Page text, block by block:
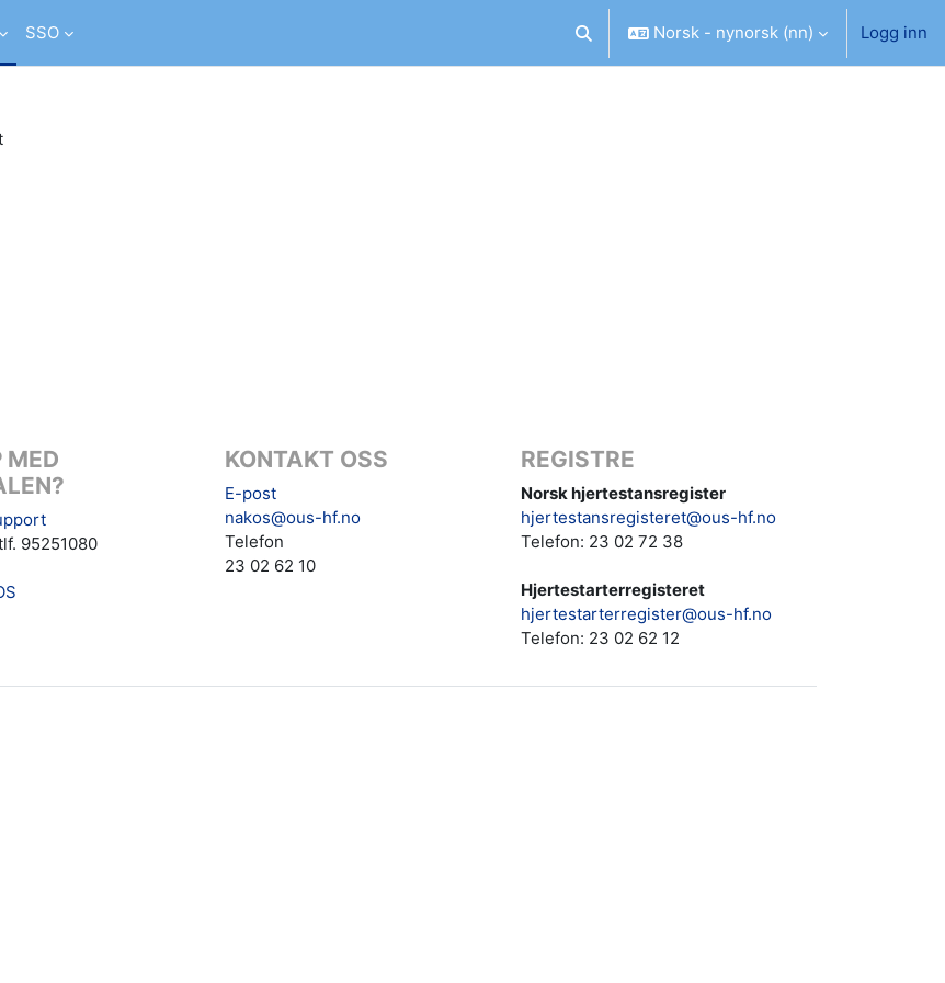
SSO Veksle inndata for søk
Norsk - nynorsk ‎(nn)‎ Logg inn
MED
95251080
KONTAKT OSS
E-post
nakos@ous-hf.no
Telefon
23 02 62 10
REGISTRE
Norsk hjertestansregister
hjertestansregisteret@ous-hf.no
Telefon: 23 02 72 38
Hjertestarterregisteret
hjertestarterregister@ous-hf.no
Telefon: 23 02 62 12‬‬